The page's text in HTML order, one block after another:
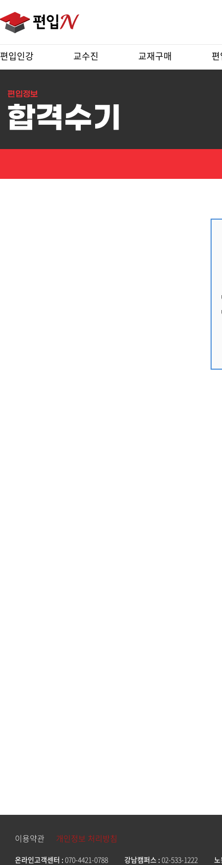
편입인강 교수진 교재구매
이용약관 개인정보 처리방침
온라인고객센터 070-4421-0788 강남캠퍼스 02-533-1222